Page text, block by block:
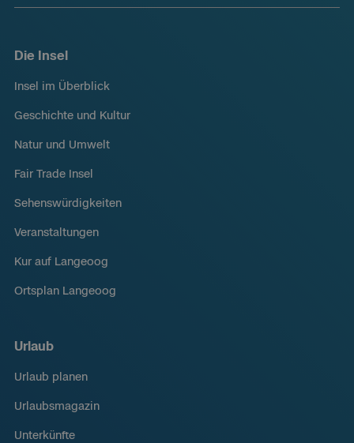
Die Insel
Insel im Überblick
Geschichte und Kultur
Natur und Umwelt
Fair Trade Insel
Sehenswürdigkeiten
Veranstaltungen
Kur auf Langeoog
Ortsplan Langeoog
Urlaub
Urlaub planen
Urlaubsmagazin
Unterkünfte